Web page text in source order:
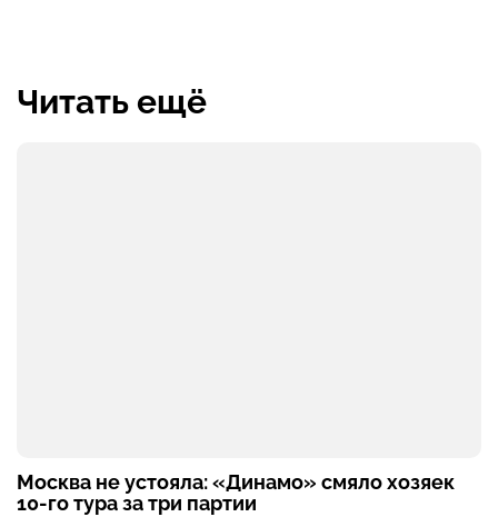
Читать ещё
Москва не устояла: «Динамо» смяло хозяек
10-го тура за три партии